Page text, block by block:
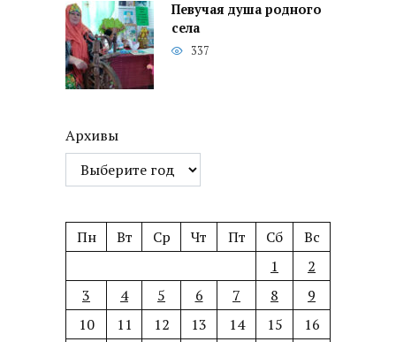
Певучая душа родного
села
337
Архивы
Пн Вт Ср Чт Пт Сб
Вс
1
2
3
4 5 6 7 8
9
10
11 12 13 14 15
16